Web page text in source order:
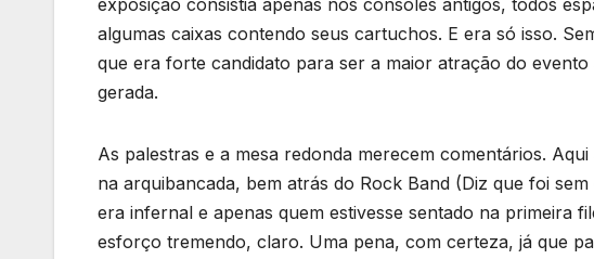
exposição consistia apenas nos consoles antigos, todos
algumas caixas contendo seus cartuchos. E era só isso.
que era forte candidato para ser a maior atração do
gerada.
As palestras e a mesa redonda merecem comentários.
na arquibancada, bem atrás do Rock Band (Diz que foi
era infernal e apenas quem estivesse sentado na primeira
esforço tremendo, claro. Uma pena, com certeza, já que